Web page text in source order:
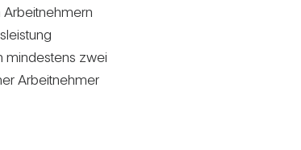
min­des­tens zwei
Arbeit­nehmer